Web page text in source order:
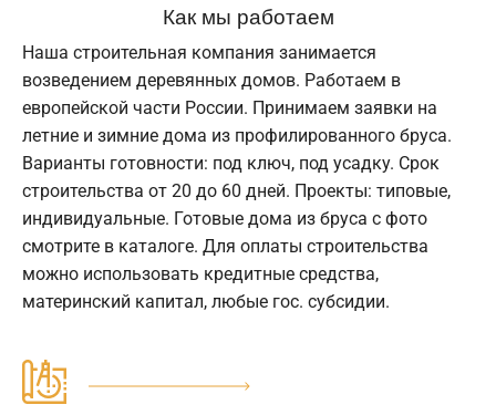
Как мы работаем
Наша строительная компания занимается
возведением деревянных домов. Работаем в
европейской части России. Принимаем заявки на
летние и зимние дома из профилированного бруса.
Варианты готовности: под ключ, под усадку. Срок
строительства от 20 до 60 дней. Проекты: типовые,
индивидуальные. Готовые дома из бруса с фото
смотрите в каталоге. Для оплаты строительства
можно использовать кредитные средства,
материнский капитал, любые гос. субсидии.